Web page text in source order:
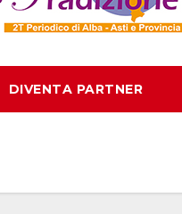
DIVENTA PARTNER